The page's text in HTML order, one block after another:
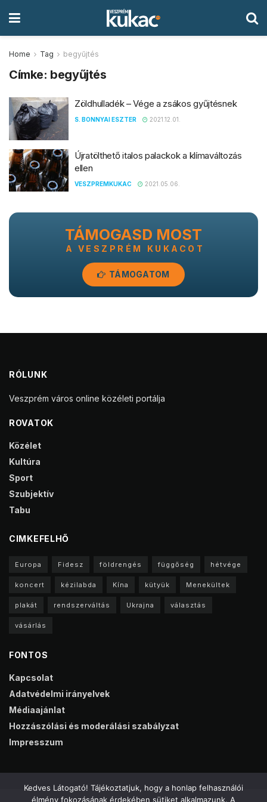
Home Tag begyűjtés
Címke: begyűjtés
Zöldhulladék – Vége a zsákos gyűjtésnek
S. BONNYAI ESZTER 2021.12.01.
Újratölthető italos palackok a klímaváltozás
ellen
VESZPREMKUKAC 2021.05.06.
TÁMOGASD MOST
A VESZPRÉM KUKACOT
TÁMOGATOM
RÓLUNK
Veszprém város online közéleti portálja
ROVATOK
Közélet
Kultúra
Sport
Szubjektív
Tabu
CIMKEFELHŐ
Europa Fidesz földrengés függőség hétvége
koncert kézilabda Kína kütyük Menekültek
plakát rendszerváltás Ukrajna választás
vásárlás
FONTOS
Kapcsolat
Adatvédelmi irányelvek
Médiaajánlat
Hozzászólási és moderálási szabályzat
Impresszum
Kedves Látogató! Tájékoztatjuk, hogy a honlap felhasználói
élmény fokozásának érdekében sütiket alkalmazunk. A